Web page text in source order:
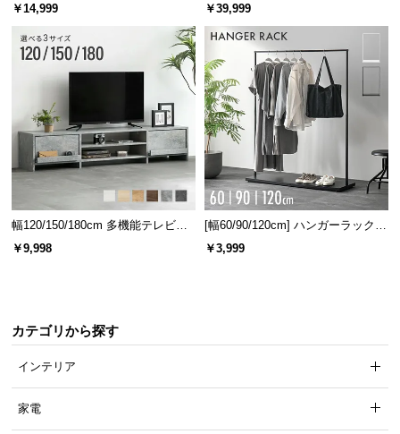
￥14,999 ￥39,999
幅120/150/180cm 多機能テレビボ
ード 木目/石目調 オープン収納・
￥9,998
[幅60/90/120cm] ハンガーラック
スチール 4段階高さ調節 サイドフ
￥3,999
カテゴリから探す
インテリア
家電